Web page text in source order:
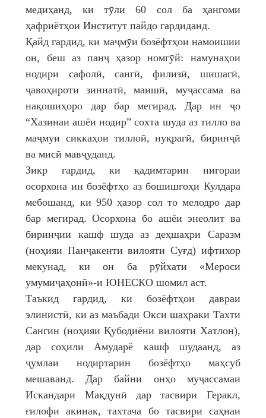
медиҳанд, ки тӯли 60 сол ба ҳангоми
ҳафриётҳои Институт пайдо гардиданд.
Қайд гардид, ки маҷмӯи бозёфтҳои намоишии
он, беш аз панҷ ҳазор номгӯй: намунаҳои
нодири сафолӣ, сангӣ, филизӣ, шишагӣ,
ҷавоҳироти зиннатӣ, маишӣ, муҷассама ва
нақошиҳоро дар бар мегирад. Дар ин ҷо
“Хазинаи ашёи нодир” сохта шуда аз тилло ва
маҷмуи сиккаҳои тиллоӣ, нуқрагӣ, биринҷӣ
ва мисӣ мавҷуданд.
Зикр гардид, ки қадимтарин нигораи
осорхона ин бозёфтҳо аз бошишгоҳи Кулдара
мебошанд, ки 950 ҳазор сол то мелодро дар
бар мегирад. Осорхона бо ашёи энеолит ва
биринҷии кашф шуда аз деҳшаҳри Саразм
(ноҳияи Панҷакенти вилояти Суғд) ифтихор
мекунад, ки он ба рӯйхати «Мероси
умумиҷаҳонӣ»-и ЮНЕСКО шомил аст.
Таъкид гардид, ки бозёфтҳои давраи
элинистӣ, ки аз маъбади Окси шаҳраки Тахти
Сангин (ноҳияи Қубодиёни вилояти Хатлон),
дар соҳили Амударё кашф шудаанд, аз
ҷумлаи нодиртарин бозёфтҳо маҳсуб
мешаванд. Дар байни онҳо муҷассамаи
Искандари Мақдунӣ дар тасвири Геракл,
ғилофи акинак, тахтача бо тасвири саҳнаи